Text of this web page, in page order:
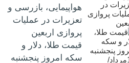
هواپیمایی، بازرسی و
تعزیرات در عملیات
پروازی اربعین
قیمت طلا، دلار و
سکه امروز پنجشنبه